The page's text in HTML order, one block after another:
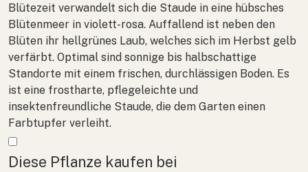
Blütezeit verwandelt sich die Staude in eine hübsches
Blütenmeer in violett-rosa. Auffallend ist neben den
Blüten ihr hellgrünes Laub, welches sich im Herbst gelb
verfärbt. Optimal sind sonnige bis halbschattige
Standorte mit einem frischen, durchlässigen Boden. Es
ist eine frostharte, pflegeleichte und
insektenfreundliche Staude, die dem Garten einen
Farbtupfer verleiht.
Mehr anzeigen
Diese Pflanze kaufen bei